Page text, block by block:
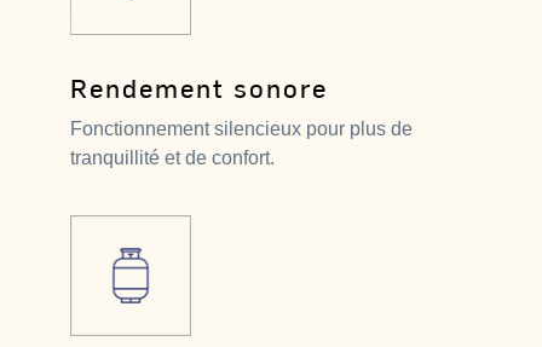
Rendement sonore
Fonctionnement silencieux pour plus de
tranquillité et de confort.